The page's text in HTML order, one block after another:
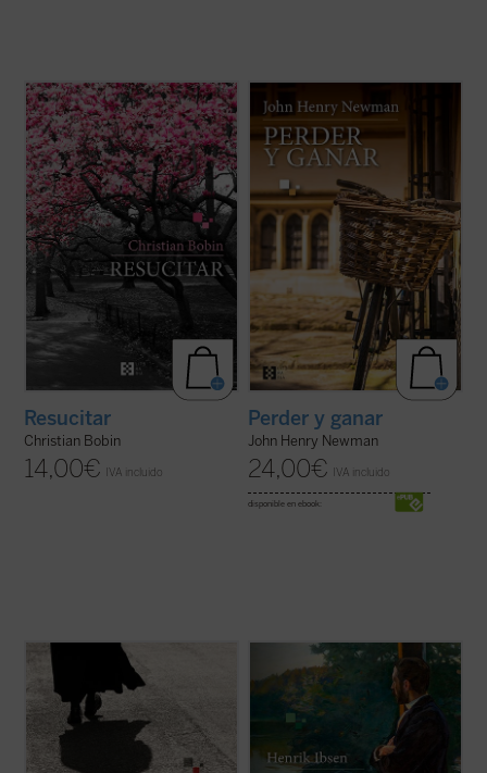
EnResucitar, libro escrito con el
inconfundible estilo fragmentario y a veces
aforístico que caracteriza a Christian
Bobin, todas las páginas orbitan en torno a
la muerte del padre del autor tras una larga
enfermedad de Alzheimer. Una ...(ver ficha)
Resucitar
Christian Bobin
14,00€ IVA incluido
autobiográfica escrita por el beato John
Henry Newman, que nos permite
adentrarnos en su fascinante personalidad
a través del protagonista de la obra,
Charles Reading, y descubrir en toda su
hondura las ...
(ver ficha)
Perder y ganar
John Henry Newman
24,00€ IVA incluido
disponible en ebook:
El conjunto de los relatos del padre Brown,
escritos a lo largo de más de veinte años,
constituye quizá la obra más popular de
Chesterton. El simpático cura-detective
que los protagoniza resuelve en ellos,
armado únicamente con su ...
Considerado junto a Peer Gynt
el texto
teatral más importante e intenso de Ibsen,
narra la historia del pastor protestante
Brand y su intento trágico de vivir según
una supuesta perfección moral y, con ello,
(ver ficha)